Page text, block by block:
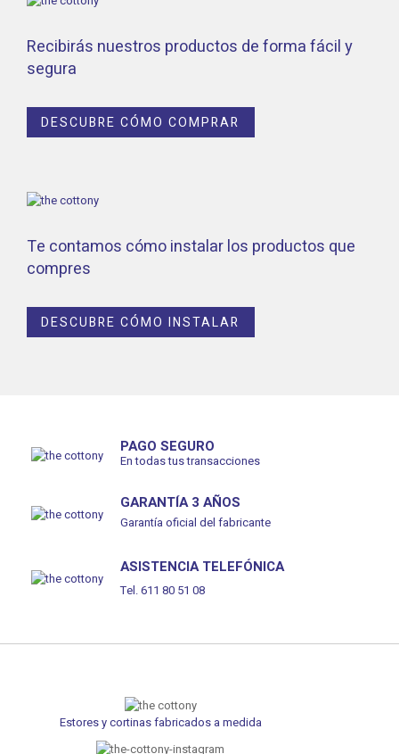
Recibirás nuestros productos de forma fácil y
segura
DESCUBRE CÓMO COMPRAR
Te contamos cómo instalar los productos que
compres
DESCUBRE CÓMO INSTALAR
PAGO SEGURO
En todas tus transacciones
GARANTÍA 3 AÑOS
Garantía oficial del fabricante
ASISTENCIA TELEFÓNICA
Tel. 611 80 51 08
Estores y cortinas fabricados a medida